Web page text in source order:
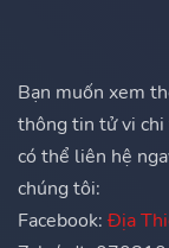
Bạn muốn xem
thông tin tử vi
có thể liên hệ
chúng tôi:
Facebook: Địa